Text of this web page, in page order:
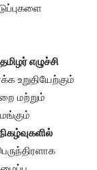
எழுச்சி
உறுதியேற்கும்
மற்றும்